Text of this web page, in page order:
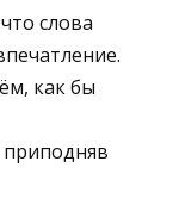
слова
как бы